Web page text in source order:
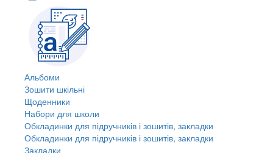
Альбоми
Зошити шкільні
Щоденники
Набори для школи
Обкладинки для підручників і зошитів, закладки
Обкладинки для підручників і зошитів, закладки
Закладки